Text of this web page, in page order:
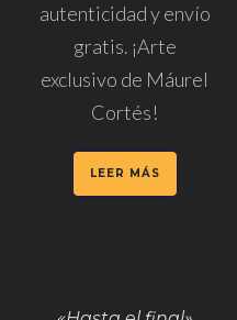
autenticidad y envío
gratis. ¡Arte
exclusivo de Máurel
Cortés!
LEER MÁS